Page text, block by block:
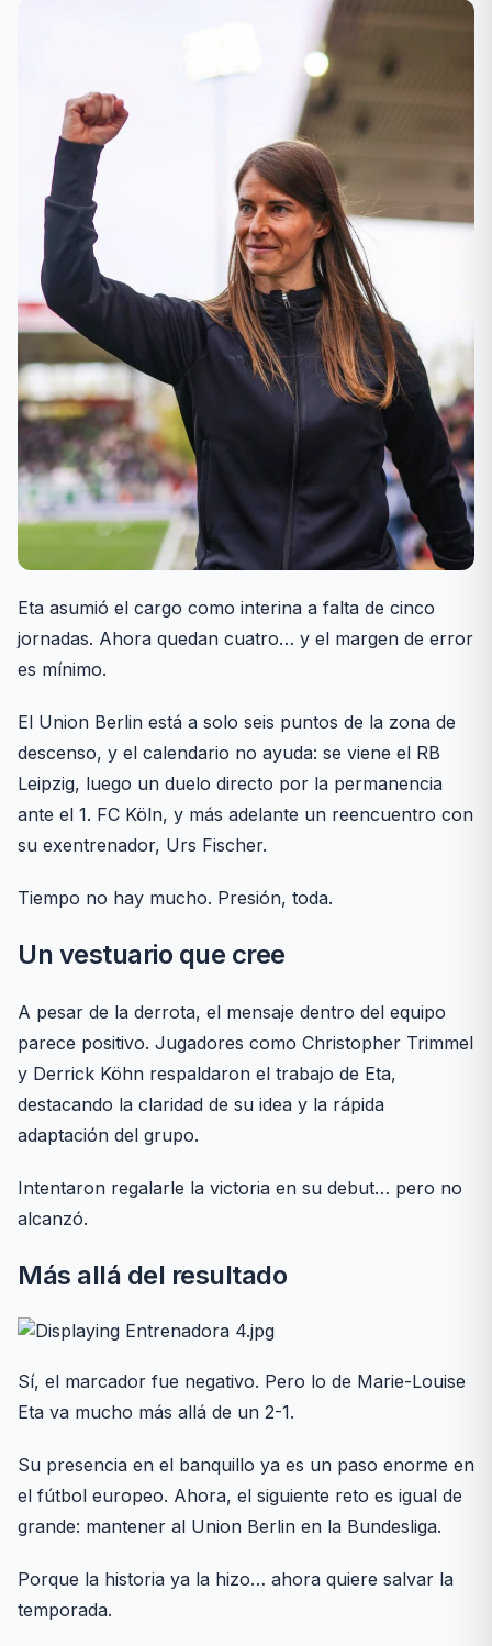
Eta asumió el cargo como interina a falta de cinco
jornadas. Ahora quedan cuatro… y el margen de error
es mínimo.
El Union Berlin está a solo seis puntos de la zona de
descenso, y el calendario no ayuda: se viene el RB
Leipzig, luego un duelo directo por la permanencia
ante el 1. FC Köln, y más adelante un reencuentro con
su exentrenador, Urs Fischer.
Tiempo no hay mucho. Presión, toda.
Un vestuario que cree
A pesar de la derrota, el mensaje dentro del equipo
parece positivo. Jugadores como Christopher Trimmel
y Derrick Köhn respaldaron el trabajo de Eta,
destacando la claridad de su idea y la rápida
adaptación del grupo.
Intentaron regalarle la victoria en su debut… pero no
alcanzó.
Más allá del resultado
Sí, el marcador fue negativo. Pero lo de Marie-Louise
Eta va mucho más allá de un 2-1.
Su presencia en el banquillo ya es un paso enorme en
el fútbol europeo. Ahora, el siguiente reto es igual de
grande: mantener al Union Berlin en la Bundesliga.
Porque la historia ya la hizo… ahora quiere salvar la
temporada.